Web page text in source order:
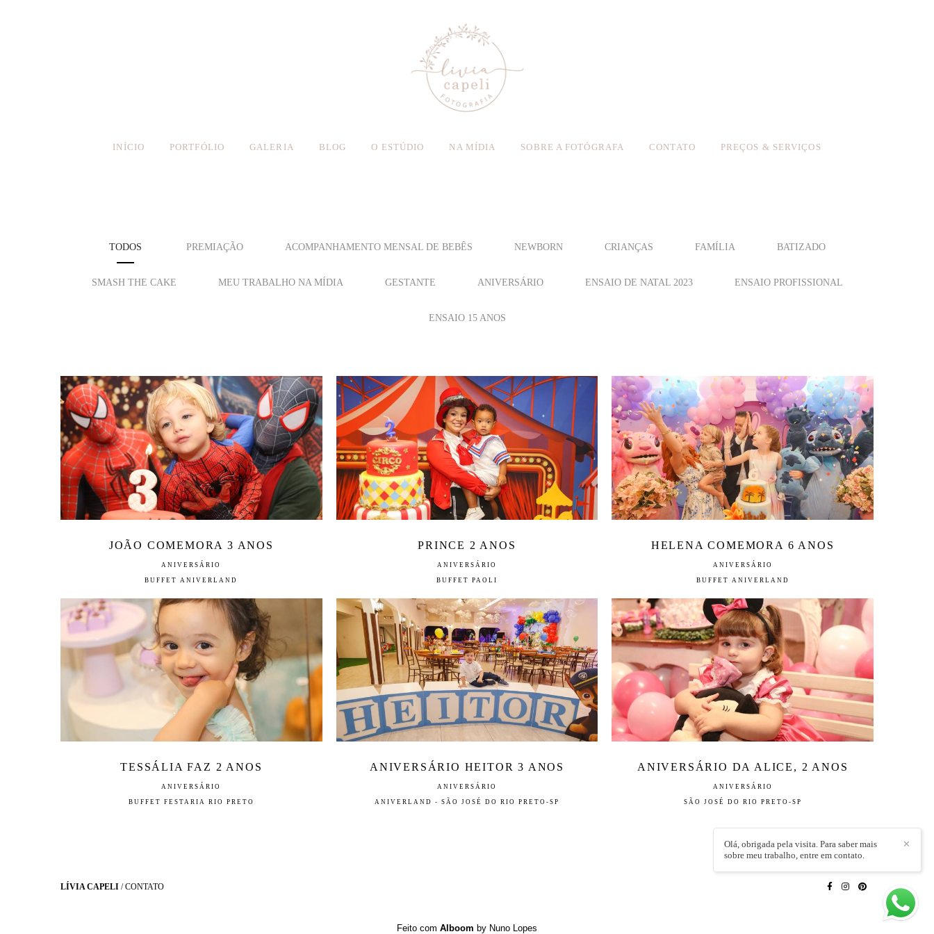
INÍCIO PORTFÓLIO GALERIA BLOG O ESTÚDIO NA MÍDIA SOBRE A FOTÓGRAFA CONTATO PREÇOS & SERVIÇOS
TODOS PREMIAÇÃO ACOMPANHAMENTO MENSAL DE BEBÊS NEWBORN CRIANÇAS FAMÍLIA BATIZADO
SMASH THE CAKE MEU TRABALHO NA MÍDIA GESTANTE ANIVERSÁRIO ENSAIO DE NATAL 2023 ENSAIO PROFISSIONAL
ENSAIO 15 ANOS
JOÃO COMEMORA 3 ANOS
ANIVERSÁRIO
BUFFET ANIVERLAND
PRINCE 2 ANOS
ANIVERSÁRIO
BUFFET PAOLI
HELENA COMEMORA 6 ANOS
ANIVERSÁRIO
BUFFET ANIVERLAND
TESSÁLIA FAZ 2 ANOS
ANIVERSÁRIO
BUFFET FESTARIA RIO PRETO
ANIVERSÁRIO HEITOR 3 ANOS
ANIVERSÁRIO
ANIVERLAND - SÃO JOSÉ DO RIO PRETO-SP
ANIVERSÁRIO DA ALICE, 2 ANOS
ANIVERSÁRIO
SÃO JOSÉ DO RIO PRETO-SP
LÍVIA CAPELI /CONTATO
✕
Olá, obrigada pela visita. Para saber mais
sobre meu trabalho, entre em contato.
Feito com Alboom by Nuno Lopes